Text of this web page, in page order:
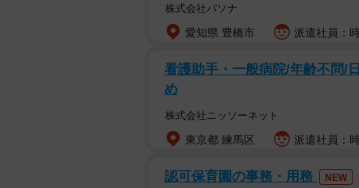
株式会社パソナ
愛知県 豊橋市 派遣社員：
看護助手・一般病院/年齢不問/
め
株式会社ニッソーネット
東京都 練馬区 派遣社員：
認可保育園の事務・用務 NEW